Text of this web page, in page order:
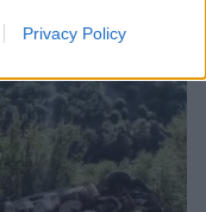
Privacy Policy